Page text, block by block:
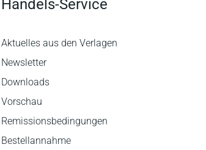
Handels-Service
Aktuelles aus den Verlagen
Newsletter
Downloads
Vorschau
Remissionsbedingungen
Bestellannahme